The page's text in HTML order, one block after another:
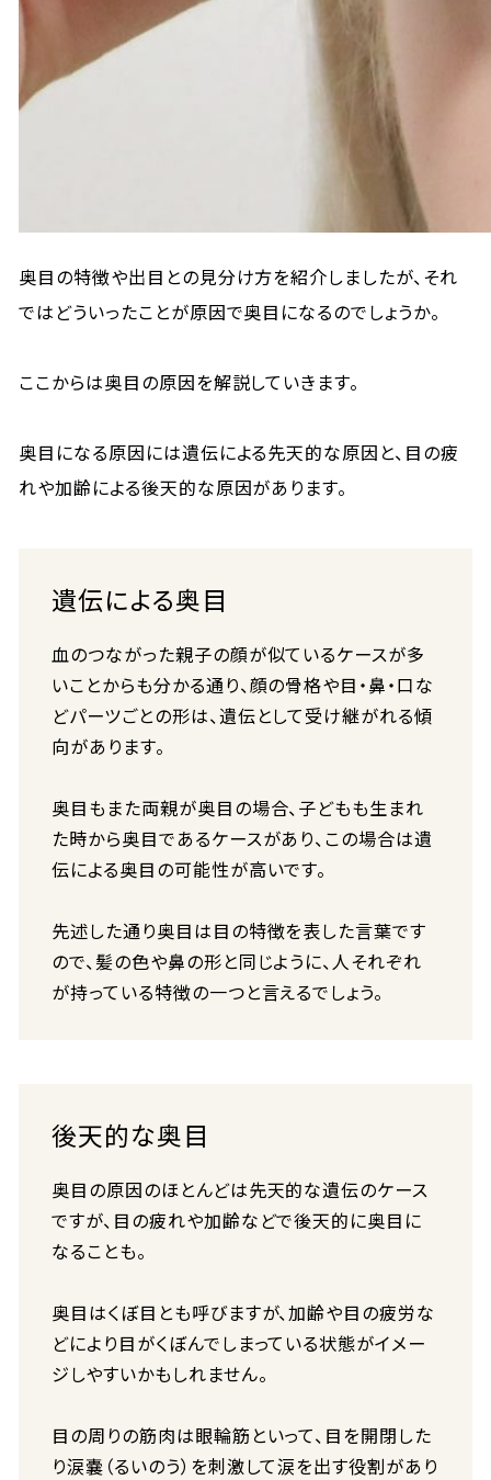
奥目の特徴や出目との見分け方を紹介しましたが、それ
ではどういったことが原因で奥目になるのでしょうか。
ここからは奥目の原因を解説していきます。
奥目になる原因には遺伝による先天的な原因と、目の疲
れや加齢による後天的な原因があります。
遺伝による奥目
血のつながった親子の顔が似ているケースが多
いことからも分かる通り、顔の骨格や目・鼻・口な
どパーツごとの形は、遺伝として受け継がれる傾
向があります。
奥目もまた両親が奥目の場合、子どもも生まれ
た時から奥目であるケースがあり、この場合は遺
伝による奥目の可能性が高いです。
先述した通り奥目は目の特徴を表した言葉です
ので、髪の色や鼻の形と同じように、人それぞれ
が持っている特徴の一つと言えるでしょう。
後天的な奥目
奥目の原因のほとんどは先天的な遺伝のケース
ですが、目の疲れや加齢などで後天的に奥目に
なることも。
奥目はくぼ目とも呼びますが、加齢や目の疲労な
どにより目がくぼんでしまっている状態がイメー
ジしやすいかもしれません。
目の周りの筋肉は眼輪筋といって、目を開閉した
り涙嚢（るいのう）を刺激して涙を出す役割があり